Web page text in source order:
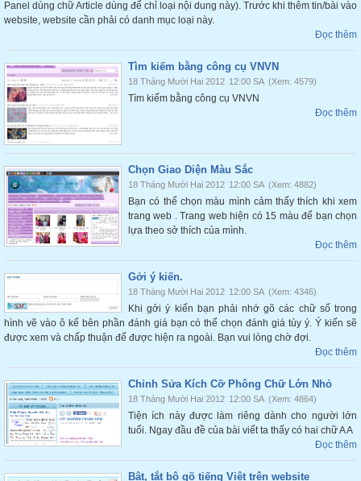
Panel dùng chữ Article dùng để chỉ loại nội dung này). Trước khi thêm tin/bài vào
website, website cần phải có danh mục loại này.
Đọc thêm
Tìm kiếm bằng công cụ VNVN
18 Tháng Mười Hai 2012 12:00 SA (Xem: 4579)
Tìm kiếm bằng công cụ VNVN
Đọc thêm
Chọn Giao Diện Màu Sắc
18 Tháng Mười Hai 2012 12:00 SA (Xem: 4882)
Bạn có thể chọn màu mình cảm thấy thích khi xem
trang web . Trang web hiện có 15 màu để bạn chọn
lựa theo sở thích của mình.
Đọc thêm
Gởi ý kiến.
18 Tháng Mười Hai 2012 12:00 SA (Xem: 4346)
Khi gởi ý kiến bạn phải nhớ gõ các chữ số trong
hình vẽ vào ô kế bên phần đánh giá bạn có thể chọn đánh giá tùy ý. Ý kiến sẽ
được xem và chấp thuận để được hiện ra ngoài. Bạn vui lòng chờ đợi.
Đọc thêm
Chỉnh Sửa Kích Cỡ Phông Chữ Lớn Nhỏ
18 Tháng Mười Hai 2012 12:00 SA (Xem: 4864)
Tiện ích này được làm riêng dành cho người lớn
tuổi. Ngay đầu đề của bài viết ta thấy có hai chữ A A
Đọc thêm
Bật, tắt bộ gõ tiếng Việt trên website